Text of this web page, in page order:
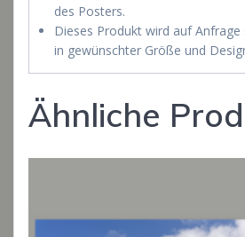
des Posters.
Dieses Produkt wird auf Anfrage
in gewünschter Größe und
Ähnliche